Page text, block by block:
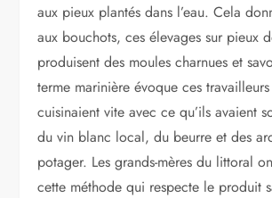
aux pieux plantés dans l’eau. Cela
aux bouchots, ces élevages sur pieux
produisent des moules charnues et
terme marinière évoque ces
cuisinaient vite avec ce qu’ils avaient
du vin blanc local, du beurre et des
potager. Les grands-mères du littoral
cette méthode qui respecte le produit